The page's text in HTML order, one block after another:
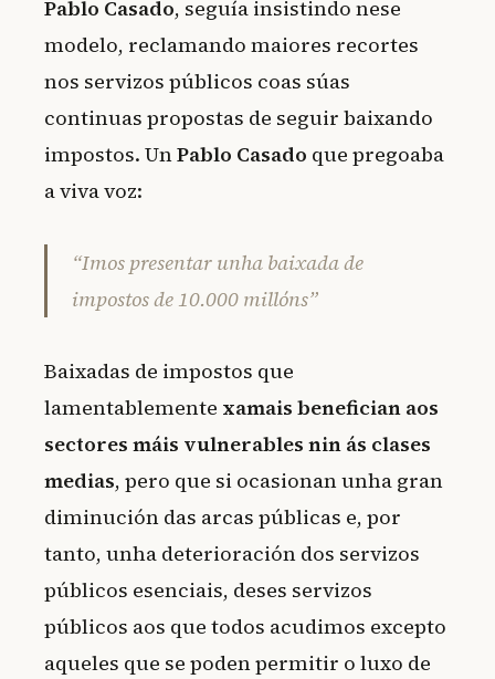
Pablo Casado, seguía insistindo nese
modelo, reclamando maiores recortes
nos servizos públicos coas súas
continuas propostas de seguir baixando
impostos. UnPablo Casado que pregoaba
a viva voz:
“Imos presentar unha baixada de
impostos de 10.000 millóns”
Baixadas de impostos que
lamentablemente xamais benefician aos
sectores máis vulnerables nin ás clases
medias, pero que si ocasionan unha gran
diminución das arcas públicas e, por
tanto, unha deterioración dos servizos
públicos esenciais, deses servizos
públicos aos que todos acudimos excepto
aqueles que se poden permitir o luxo de